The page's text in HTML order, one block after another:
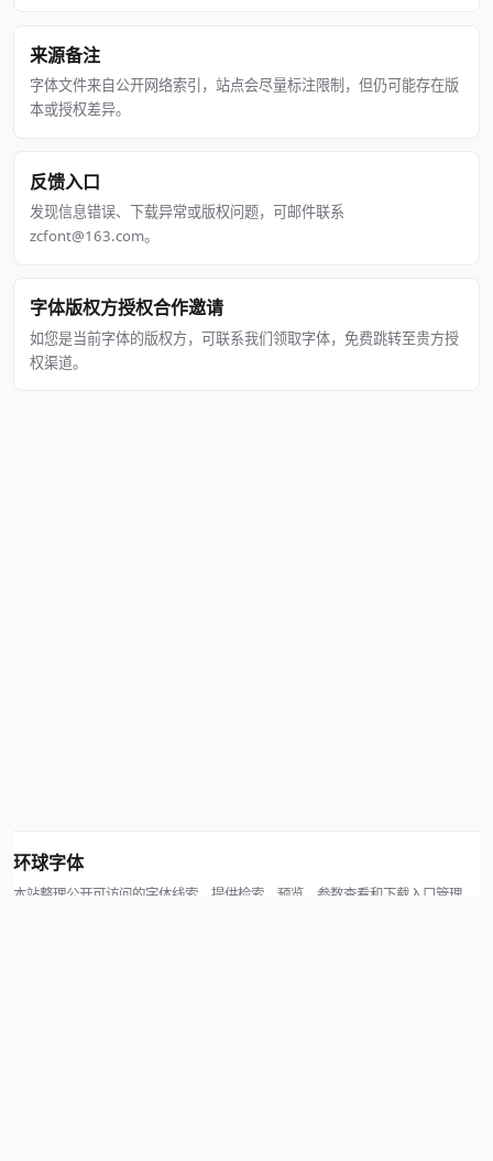
来源备注
字体文件来自公开网络索引，站点会尽量标注限制，但仍可能存在版
本或授权差异。
反馈入口
发现信息错误、下载异常或版权问题，可邮件联系
zcfont@163.com。
字体版权方授权合作邀请
如您是当前字体的版权方，可联系我们领取字体，免费跳转至贵方授
权渠道。
环球字体
本站整理公开可访问的字体线索，提供检索、预览、参数查看和下载入口管理。